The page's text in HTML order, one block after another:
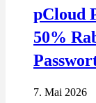
pCloud
50%
7. Mai 2026